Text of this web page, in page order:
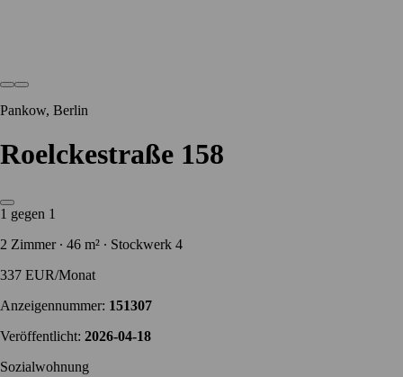
Pankow, Berlin
Roelckestraße 158
1 gegen 1
2 Zimmer ∙ 46 m² ∙ Stockwerk 4
337 EUR/Monat
Anzeigennummer: 151307
Veröffentlicht: 2026-04-18
Sozialwohnung